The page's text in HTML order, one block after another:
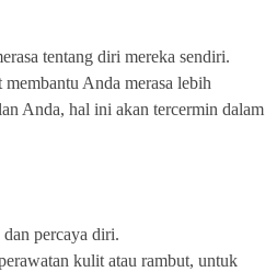
tentang diri mereka sendiri.
Anda merasa lebih
Anda, hal ini akan tercermin dalam
percaya diri.
kulit atau rambut, untuk